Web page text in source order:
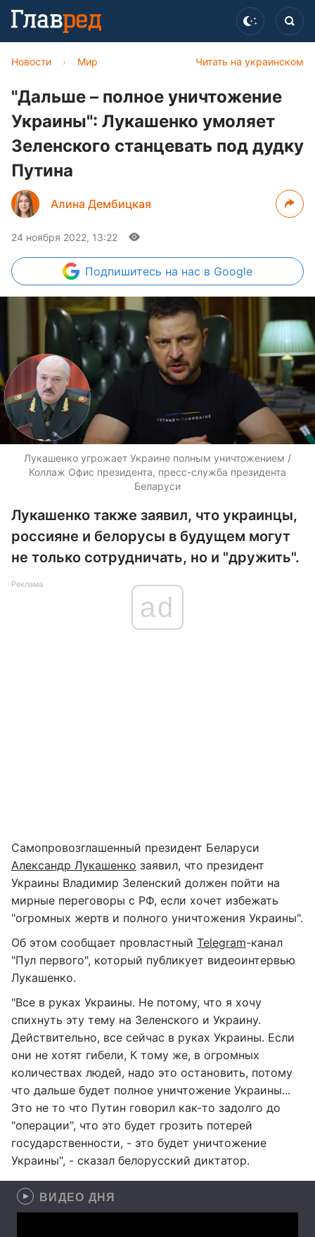
Читать на украинском
Новости › Мир
"Дальше – полное уничтожение
Украины": Лукашенко умоляет
Зеленского станцевать под дудку
Путина
Алина Дембицкая
24 ноября 2022, 13:22
Подпишитесь на нас в Google
Лукашенко угрожает Украине полным уничтожением /
Коллаж Офис президента, пресс-служба президента
Беларуси
Лукашенко также заявил, что украинцы,
россияне и белорусы в будущем могут
не только сотрудничать, но и "дружить".
Реклама
ad
Самопровозглашенный президент Беларуси
Александр Лукашенко заявил, что президент
Украины Владимир Зеленский должен пойти на
мирные переговоры с РФ, если хочет избежать
"огромных жертв и полного уничтожения Украины".
Об этом сообщает провластный Telegram-канал
"Пул первого", который публикует видеоинтервью
Лукашенко.
"Все в руках Украины. Не потому, что я хочу
спихнуть эту тему на Зеленского и Украину.
Действительно, все сейчас в руках Украины. Если
они не хотят гибели, К тому же, в огромных
количествах людей, надо это остановить, потому
что дальше будет полное уничтожение Украины...
Это не то что Путин говорил как-то задолго до
"операции", что это будет грозить потерей
государственности, - это будет уничтожение
Украины", - сказал белорусский диктатор.
ВИДЕО ДНЯ